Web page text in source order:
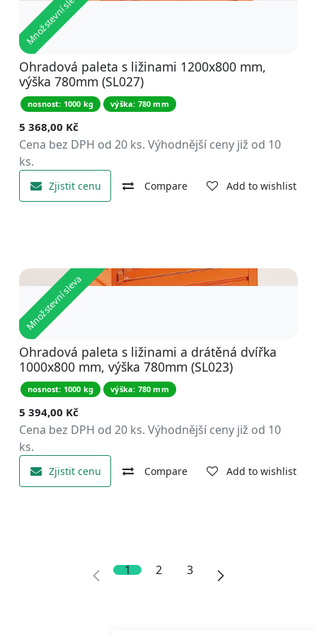
Množstevní sleva
Ohradová paleta s ližinami 1200x800 mm,
výška 780mm (SL027)
nosnost: 1000 kg výška: 780 mm
5 368,00 Kč
Cena bez DPH od 20 ks. Výhodnější ceny již od 10
ks.
Zjistit cenu Compare Add to wishlist
Množstevní sleva
Ohradová paleta s ližinami a drátěná dvířka
1000x800 mm, výška 780mm (SL023)
nosnost: 1000 kg výška: 780 mm
5 394,00 Kč
Cena bez DPH od 20 ks. Výhodnější ceny již od 10
ks.
Zjistit cenu Compare Add to wishlist
1 2 3